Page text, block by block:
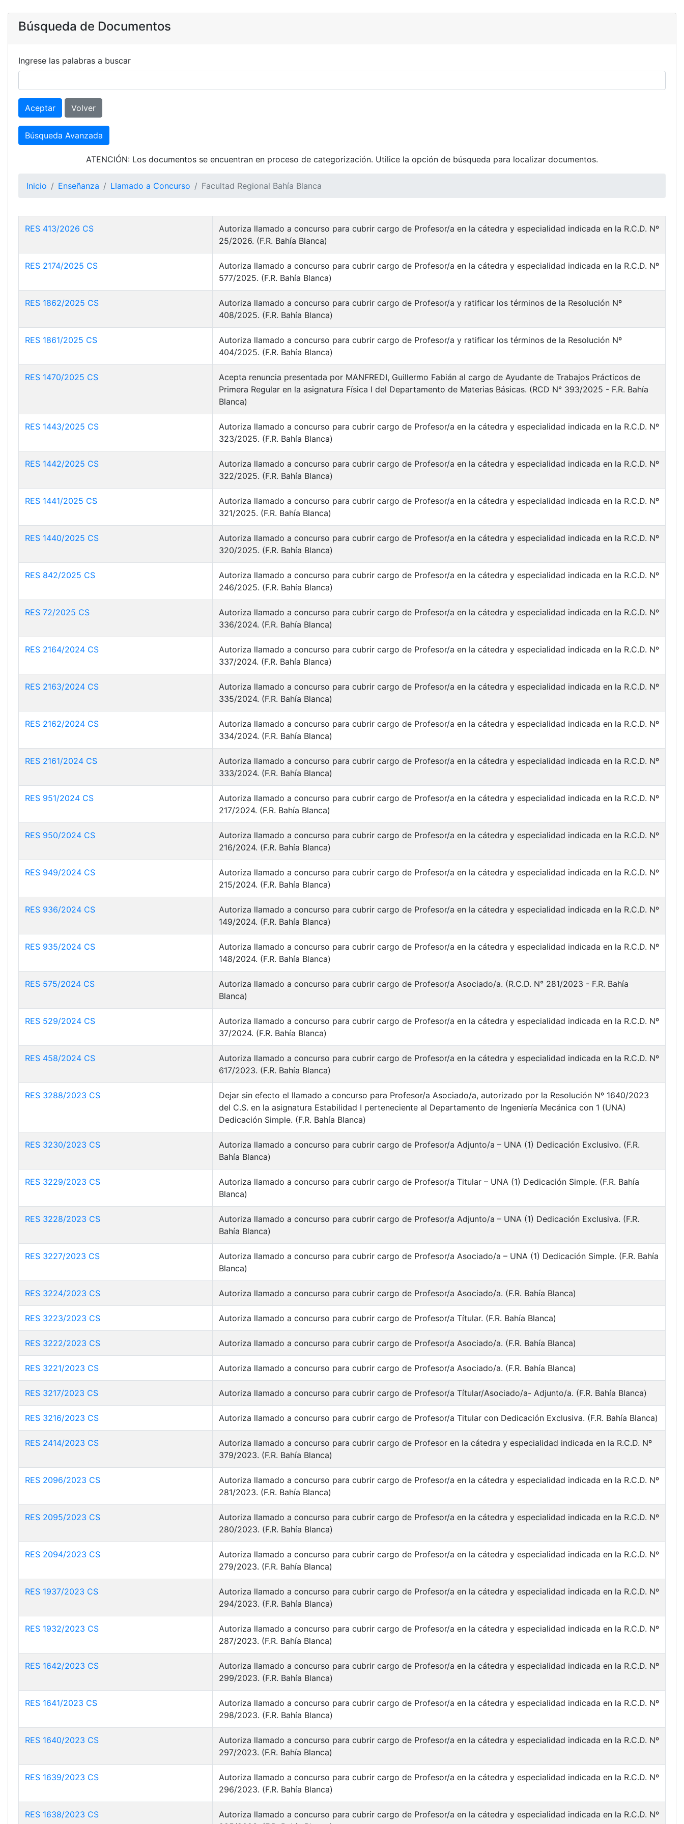
Búsqueda de Documentos
Ingrese las palabras a buscar
Aceptar Volver
Búsqueda Avanzada
ATENCIÓN: Los documentos se encuentran en proceso de categorización. Utilice la opción de búsqueda para localizar documentos.
Inicio Enseñanza Llamado a Concurso Facultad Regional Bahía Blanca
RES 413/2026 CS
Autoriza llamado a concurso para cubrir cargo de Profesor/a en la cátedra y especialidad indicada en la R.C.D. Nº
25/2026. (F.R. Bahía Blanca)
RES 2174/2025 CS
Autoriza llamado a concurso para cubrir cargo de Profesor/a en la cátedra y especialidad indicada en la R.C.D. Nº
577/2025. (F.R. Bahía Blanca)
RES 1862/2025 CS
Autoriza llamado a concurso para cubrir cargo de Profesor/a y ratificar los términos de la Resolución Nº
408/2025. (F.R. Bahía Blanca)
RES 1861/2025 CS
Autoriza llamado a concurso para cubrir cargo de Profesor/a y ratificar los términos de la Resolución Nº
404/2025. (F.R. Bahía Blanca)
RES 1470/2025 CS
Acepta renuncia presentada por MANFREDI, Guillermo Fabián al cargo de Ayudante de Trabajos Prácticos de
Primera Regular en la asignatura Física I del Departamento de Materias Básicas. (RCD N° 393/2025 - F.R. Bahía
Blanca)
RES 1443/2025 CS
Autoriza llamado a concurso para cubrir cargo de Profesor/a en la cátedra y especialidad indicada en la R.C.D. Nº
323/2025. (F.R. Bahía Blanca)
RES 1442/2025 CS
Autoriza llamado a concurso para cubrir cargo de Profesor/a en la cátedra y especialidad indicada en la R.C.D. Nº
322/2025. (F.R. Bahía Blanca)
RES 1441/2025 CS
Autoriza llamado a concurso para cubrir cargo de Profesor/a en la cátedra y especialidad indicada en la R.C.D. Nº
321/2025. (F.R. Bahía Blanca)
RES 1440/2025 CS
Autoriza llamado a concurso para cubrir cargo de Profesor/a en la cátedra y especialidad indicada en la R.C.D. Nº
320/2025. (F.R. Bahía Blanca)
RES 842/2025 CS
Autoriza llamado a concurso para cubrir cargo de Profesor/a en la cátedra y especialidad indicada en la R.C.D. Nº
246/2025. (F.R. Bahía Blanca)
RES 72/2025 CS
Autoriza llamado a concurso para cubrir cargo de Profesor/a en la cátedra y especialidad indicada en la R.C.D. Nº
336/2024. (F.R. Bahía Blanca)
RES 2164/2024 CS
Autoriza llamado a concurso para cubrir cargo de Profesor/a en la cátedra y especialidad indicada en la R.C.D. Nº
337/2024. (F.R. Bahía Blanca)
RES 2163/2024 CS
Autoriza llamado a concurso para cubrir cargo de Profesor/a en la cátedra y especialidad indicada en la R.C.D. Nº
335/2024. (F.R. Bahía Blanca)
RES 2162/2024 CS
Autoriza llamado a concurso para cubrir cargo de Profesor/a en la cátedra y especialidad indicada en la R.C.D. Nº
334/2024. (F.R. Bahía Blanca)
RES 2161/2024 CS
Autoriza llamado a concurso para cubrir cargo de Profesor/a en la cátedra y especialidad indicada en la R.C.D. Nº
333/2024. (F.R. Bahía Blanca)
RES 951/2024 CS
Autoriza llamado a concurso para cubrir cargo de Profesor/a en la cátedra y especialidad indicada en la R.C.D. Nº
217/2024. (F.R. Bahía Blanca)
RES 950/2024 CS
Autoriza llamado a concurso para cubrir cargo de Profesor/a en la cátedra y especialidad indicada en la R.C.D. Nº
216/2024. (F.R. Bahía Blanca)
RES 949/2024 CS
Autoriza llamado a concurso para cubrir cargo de Profesor/a en la cátedra y especialidad indicada en la R.C.D. Nº
215/2024. (F.R. Bahía Blanca)
RES 936/2024 CS
Autoriza llamado a concurso para cubrir cargo de Profesor/a en la cátedra y especialidad indicada en la R.C.D. Nº
149/2024. (F.R. Bahía Blanca)
RES 935/2024 CS
Autoriza llamado a concurso para cubrir cargo de Profesor/a en la cátedra y especialidad indicada en la R.C.D. Nº
148/2024. (F.R. Bahía Blanca)
RES 575/2024 CS
Autoriza llamado a concurso para cubrir cargo de Profesor/a Asociado/a. (R.C.D. N° 281/2023 - F.R. Bahía
Blanca)
RES 529/2024 CS
Autoriza llamado a concurso para cubrir cargo de Profesor/a en la cátedra y especialidad indicada en la R.C.D. Nº
37/2024. (F.R. Bahía Blanca)
RES 458/2024 CS
Autoriza llamado a concurso para cubrir cargo de Profesor/a en la cátedra y especialidad indicada en la R.C.D. Nº
617/2023. (F.R. Bahía Blanca)
RES 3288/2023 CS
Dejar sin efecto el llamado a concurso para Profesor/a Asociado/a, autorizado por la Resolución Nº 1640/2023
del C.S. en la asignatura Estabilidad I perteneciente al Departamento de Ingeniería Mecánica con 1 (UNA)
Dedicación Simple. (F.R. Bahía Blanca)
RES 3230/2023 CS
Autoriza llamado a concurso para cubrir cargo de Profesor/a Adjunto/a – UNA (1) Dedicación Exclusivo. (F.R.
Bahía Blanca)
RES 3229/2023 CS
Autoriza llamado a concurso para cubrir cargo de Profesor/a Titular – UNA (1) Dedicación Simple. (F.R. Bahía
Blanca)
RES 3228/2023 CS
Autoriza llamado a concurso para cubrir cargo de Profesor/a Adjunto/a – UNA (1) Dedicación Exclusiva. (F.R.
Bahía Blanca)
RES 3227/2023 CS
Autoriza llamado a concurso para cubrir cargo de Profesor/a Asociado/a – UNA (1) Dedicación Simple. (F.R. Bahía
Blanca)
RES 3224/2023 CS Autoriza llamado a concurso para cubrir cargo de Profesor/a Asociado/a. (F.R. Bahía Blanca)
RES 3223/2023 CS Autoriza llamado a concurso para cubrir cargo de Profesor/a Títular. (F.R. Bahía Blanca)
RES 3222/2023 CS Autoriza llamado a concurso para cubrir cargo de Profesor/a Asociado/a. (F.R. Bahía Blanca)
RES 3221/2023 CS Autoriza llamado a concurso para cubrir cargo de Profesor/a Asociado/a. (F.R. Bahía Blanca)
RES 3217/2023 CS Autoriza llamado a concurso para cubrir cargo de Profesor/a Títular/Asociado/a- Adjunto/a. (F.R. Bahía Blanca)
RES 3216/2023 CS Autoriza llamado a concurso para cubrir cargo de Profesor/a Titular con Dedicación Exclusiva. (F.R. Bahía Blanca)
RES 2414/2023 CS
Autoriza llamado a concurso para cubrir cargo de Profesor en la cátedra y especialidad indicada en la R.C.D. Nº
379/2023. (F.R. Bahía Blanca)
RES 2096/2023 CS
Autoriza llamado a concurso para cubrir cargo de Profesor/a en la cátedra y especialidad indicada en la R.C.D. Nº
281/2023. (F.R. Bahía Blanca)
RES 2095/2023 CS
Autoriza llamado a concurso para cubrir cargo de Profesor/a en la cátedra y especialidad indicada en la R.C.D. Nº
280/2023. (F.R. Bahía Blanca)
RES 2094/2023 CS
Autoriza llamado a concurso para cubrir cargo de Profesor/a en la cátedra y especialidad indicada en la R.C.D. Nº
279/2023. (F.R. Bahía Blanca)
RES 1937/2023 CS
Autoriza llamado a concurso para cubrir cargo de Profesor/a en la cátedra y especialidad indicada en la R.C.D. Nº
294/2023. (F.R. Bahía Blanca)
RES 1932/2023 CS
Autoriza llamado a concurso para cubrir cargo de Profesor/a en la cátedra y especialidad indicada en la R.C.D. Nº
287/2023. (F.R. Bahía Blanca)
RES 1642/2023 CS
Autoriza llamado a concurso para cubrir cargo de Profesor/a en la cátedra y especialidad indicada en la R.C.D. Nº
299/2023. (F.R. Bahía Blanca)
RES 1641/2023 CS
Autoriza llamado a concurso para cubrir cargo de Profesor/a en la cátedra y especialidad indicada en la R.C.D. Nº
298/2023. (F.R. Bahía Blanca)
RES 1640/2023 CS
Autoriza llamado a concurso para cubrir cargo de Profesor/a en la cátedra y especialidad indicada en la R.C.D. Nº
297/2023. (F.R. Bahía Blanca)
RES 1639/2023 CS
Autoriza llamado a concurso para cubrir cargo de Profesor/a en la cátedra y especialidad indicada en la R.C.D. Nº
296/2023. (F.R. Bahía Blanca)
RES 1638/2023 CS
Autoriza llamado a concurso para cubrir cargo de Profesor/a en la cátedra y especialidad indicada en la R.C.D. Nº